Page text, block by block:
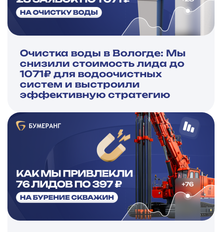
Очистка воды в Вологде: Мы
снизили стоимость лида до
1071₽ для водоочистных
систем и выстроили
эффективную стратегию